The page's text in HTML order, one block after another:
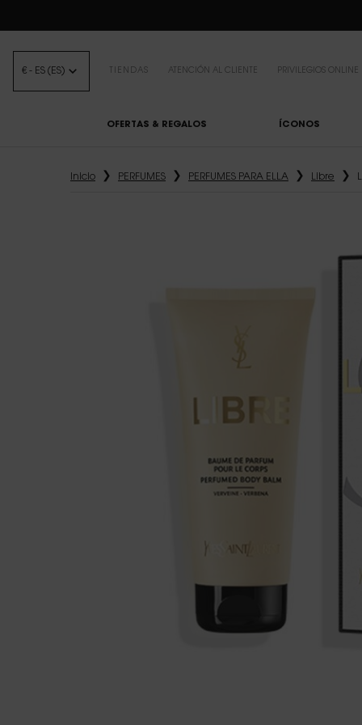
€ - ES (ES) TIENDAS ATENCIÓN AL CLIENTE PRIVILEGIOS ONLINE
OFERTAS & REGALOS ÍCONOS
Inicio PERFUMES PERFUMES PARA ELLA Libre